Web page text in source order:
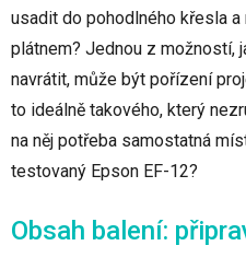
usadit do pohodlného křesla
plátnem? Jednou z možností,
navrátit, může být pořízení
to ideálně takového, který
na něj potřeba samostatná
testovaný Epson EF-12?
Obsah balení: